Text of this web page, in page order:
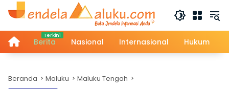
Langsung
HomeBerita Nasional Internasional Hukum
Beranda Maluku Maluku Tengah